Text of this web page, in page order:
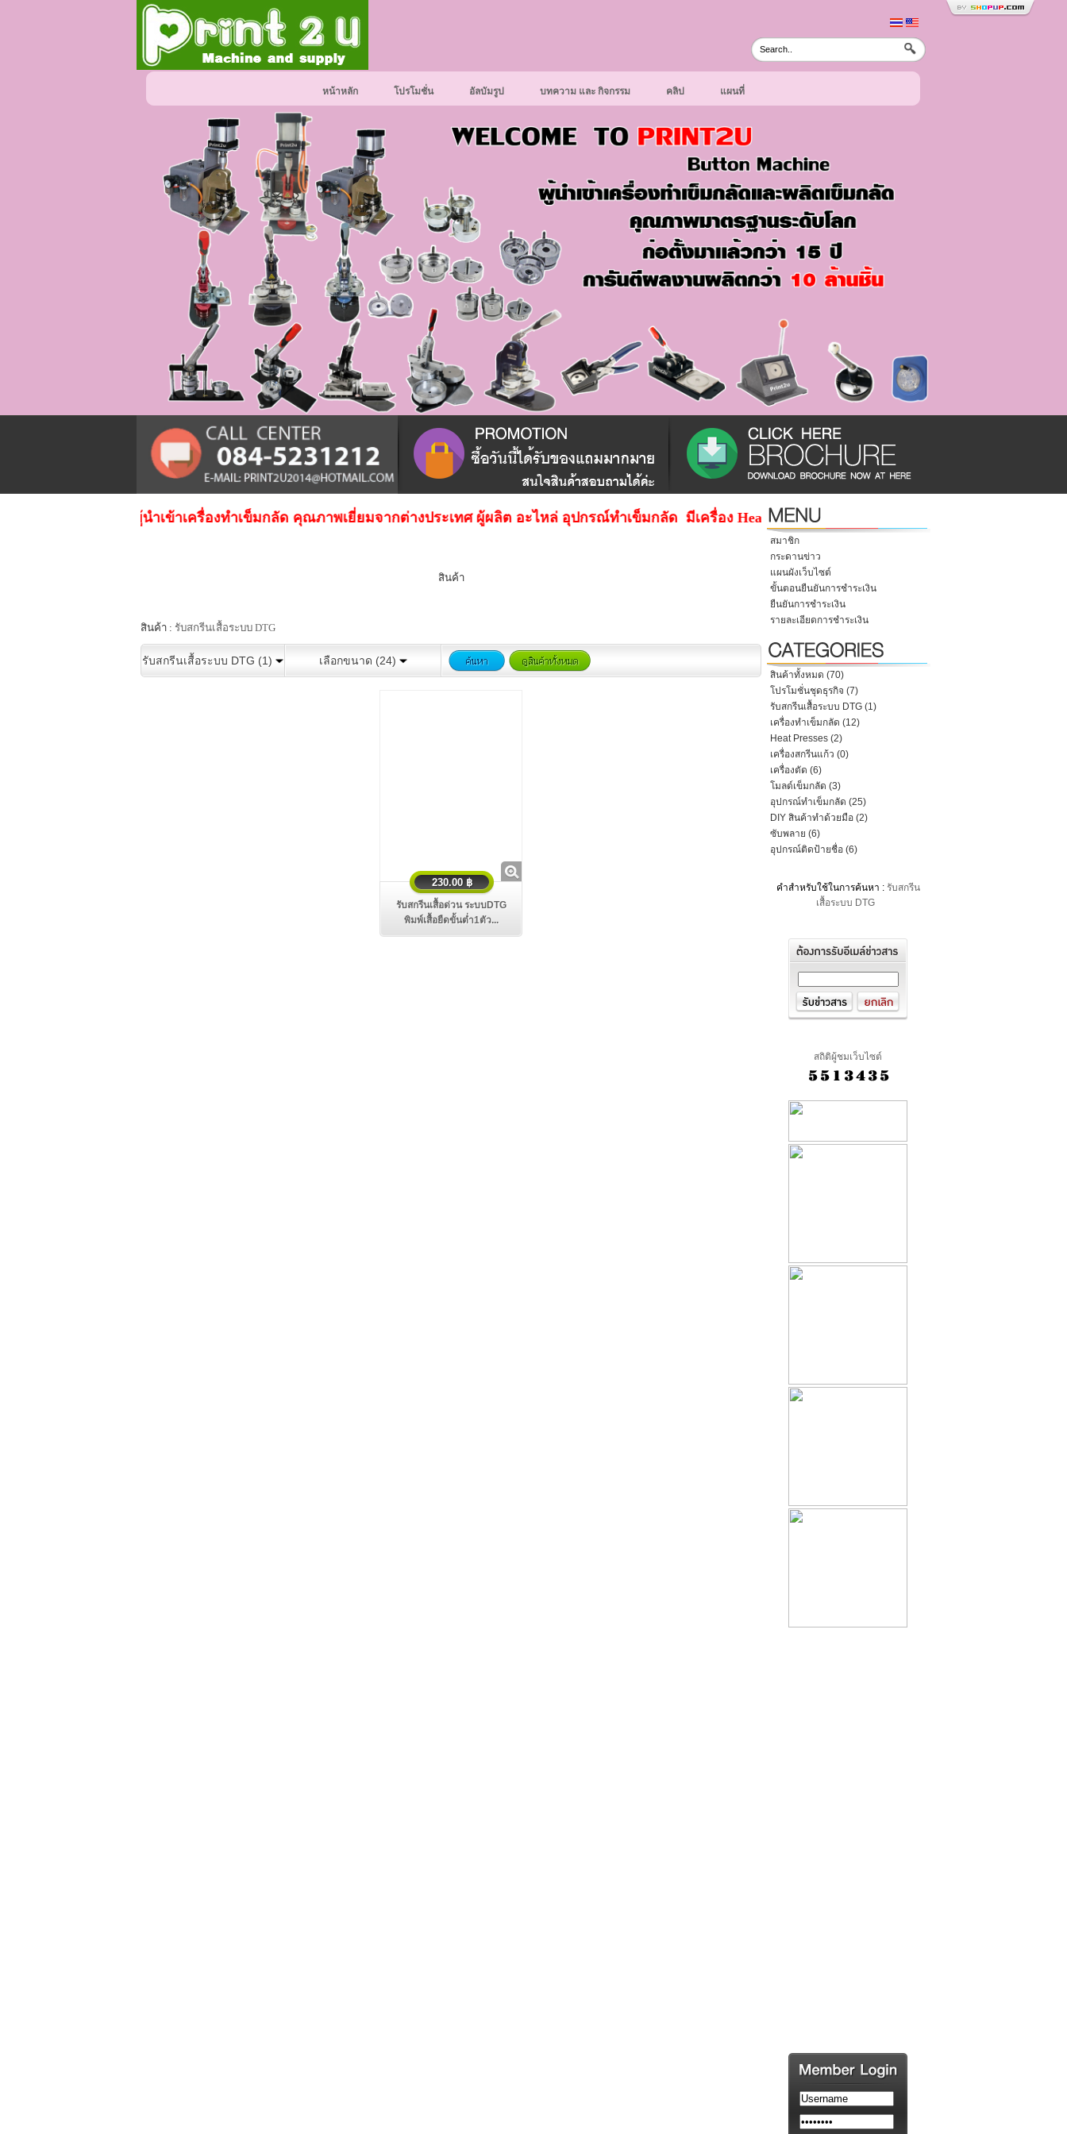
หน้าหลัก โปรโมชั่น อัลบัมรูป บทความ และ กิจกรรม คลิป แผนที่
ริษัท Print2u ผู้นําเข้าเครื่องทําเข็มกลัด คุณภาพเยี่ยมจากต่างประเทศ ผู้ผลิต อะไหล่ อุปกรณ์ทําเข็มกลัด มีเครื่อง Heat press เครื่องสกรีนแก้ว จําหน่ายอีก รับผลิตเข็มกลัด
สินค้า
สินค้า : รับสกรีนเสื้อระบบ DTG
รับสกรีนเสื้อระบบ DTG (1) เลือกขนาด (24)
230.00 ฿
รับสกรีนเสื้อด่วน ระบบDTG
พิมพ์เสื้อยืดขั้นตํ่า1ตัว...
สมาชิก
กระดานข่าว
แผนผังเว็บไซต์
ขั้นตอนยืนยันการชำระเงิน
ยืนยันการชำระเงิน
รายละเอียดการชำระเงิน
สินค้าทั้งหมด (70)
โปรโมชั่นชุดธุรกิจ (7)
รับสกรีนเสื้อระบบ DTG (1)
เครื่องทําเข็มกลัด (12)
Heat Presses (2)
เครื่องสกรีนแก้ว (0)
เครื่องตัด (6)
โมลด์เข็มกลัด (3)
อุปกรณ์ทําเข็มกลัด (25)
DIY สินค้าทําด้วยมือ (2)
ซับพลาย (6)
อุปกรณ์ติดป้ายชื่อ (6)
คำสำหรับใช้ในการค้นหา : รับสกรีน
เสื้อระบบ DTG
สถิติผู้ชมเว็บไซต์